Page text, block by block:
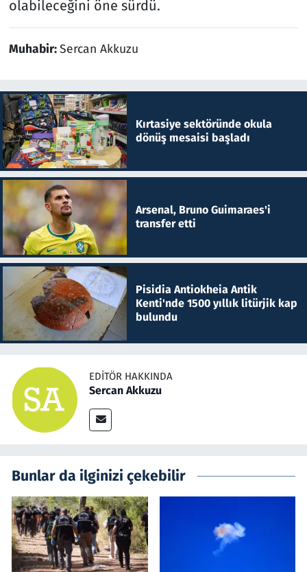
olabileceğini öne sürdü.
Muhabir:Sercan Akkuzu
Kırtasiye sektöründe okula
dönüş mesaisi başladı
Arsenal, Bruno Guimaraes'i
transfer etti
Pisidia Antiokheia Antik
Kenti'nde 1500 yıllık litürjik kap
bulundu
EDITÖR HAKKINDA
Sercan Akkuzu
Bunlar da ilginizi çekebilir